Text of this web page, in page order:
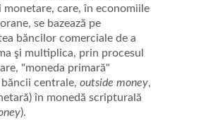
care, în economiile
se bazează pe
băncilor comerciale de a
şi multiplica, prin procesul
"moneda primară"
centrale, outside money,
în monedă scripturală
).